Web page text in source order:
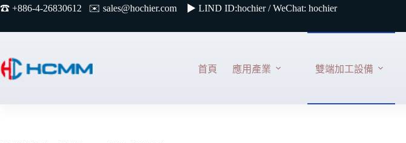
☎︎ +886-4-26830612 ✉️ sales@hochier.com ▶ LIND ID:hochier / WeChat: hochier
首頁 應用產業 雙端加工設備